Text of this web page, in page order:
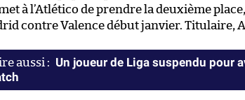
à l’Atlético de prendre la deuxième
contre Valence début janvier. Titulaire,
Un joueur de Liga suspendu pour